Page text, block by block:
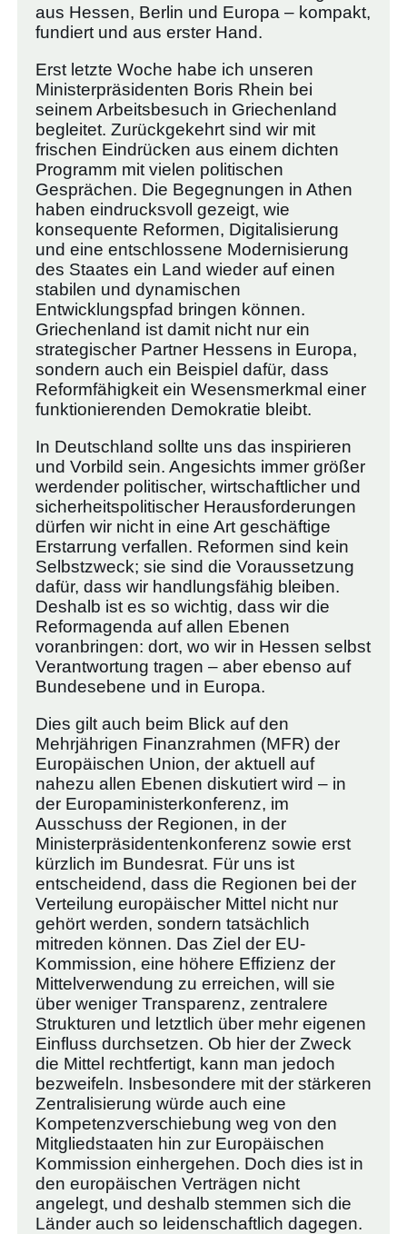
aus Hessen, Berlin und Europa – kompakt,
fundiert und aus erster Hand.
Erst letzte Woche habe ich unseren
Ministerpräsidenten Boris Rhein bei
seinem Arbeitsbesuch in Griechenland
begleitet. Zurückgekehrt sind wir mit
frischen Eindrücken aus einem dichten
Programm mit vielen politischen
Gesprächen. Die Begegnungen in Athen
haben eindrucksvoll gezeigt, wie
konsequente Reformen, Digitalisierung
und eine entschlossene Modernisierung
des Staates ein Land wieder auf einen
stabilen und dynamischen
Entwicklungspfad bringen können.
Griechenland ist damit nicht nur ein
strategischer Partner Hessens in Europa,
sondern auch ein Beispiel dafür, dass
Reformfähigkeit ein Wesensmerkmal einer
funktionierenden Demokratie bleibt.
In Deutschland sollte uns das inspirieren
und Vorbild sein. Angesichts immer größer
werdender politischer, wirtschaftlicher und
sicherheitspolitischer Herausforderungen
dürfen wir nicht in eine Art geschäftige
Erstarrung verfallen. Reformen sind kein
Selbstzweck; sie sind die Voraussetzung
dafür, dass wir handlungsfähig bleiben.
Deshalb ist es so wichtig, dass wir die
Reformagenda auf allen Ebenen
voranbringen: dort, wo wir in Hessen selbst
Verantwortung tragen – aber ebenso auf
Bundesebene und in Europa.
Dies gilt auch beim Blick auf den
Mehrjährigen Finanzrahmen (MFR) der
Europäischen Union, der aktuell auf
nahezu allen Ebenen diskutiert wird – in
der Europaministerkonferenz, im
Ausschuss der Regionen, in der
Ministerpräsidentenkonferenz sowie erst
kürzlich im Bundesrat. Für uns ist
entscheidend, dass die Regionen bei der
Verteilung europäischer Mittel nicht nur
gehört werden, sondern tatsächlich
mitreden können. Das Ziel der EU-
Kommission, eine höhere Effizienz der
Mittelverwendung zu erreichen, will sie
über weniger Transparenz, zentralere
Strukturen und letztlich über mehr eigenen
Einfluss durchsetzen. Ob hier der Zweck
die Mittel rechtfertigt, kann man jedoch
bezweifeln. Insbesondere mit der stärkeren
Zentralisierung würde auch eine
Kompetenzverschiebung weg von den
Mitgliedstaaten hin zur Europäischen
Kommission einhergehen. Doch dies ist in
den europäischen Verträgen nicht
angelegt, und deshalb stemmen sich die
Länder auch so leidenschaftlich dagegen.